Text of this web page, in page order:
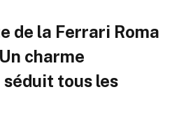
de la Ferrari Roma
charme
tous les